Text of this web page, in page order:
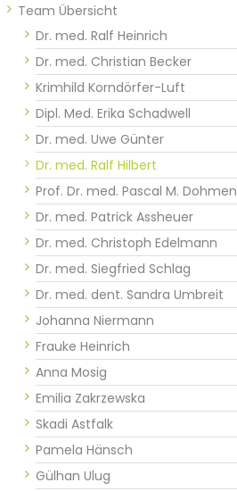
Team Übersicht
Dr. med. Ralf Heinrich
Dr. med. Christian Becker
Krimhild Korndörfer-Luft
Dipl. Med. Erika Schadwell
Dr. med. Uwe Günter​​​​
Dr. med. Ralf Hilbert
Prof. Dr. med. Pascal M. Dohmen
Dr. med. Patrick Assheuer
Dr. med. Christoph Edelmann
Dr. med. Siegfried Schlag
Dr. med. dent. Sandra Umbreit
Johanna Niermann
Frauke Heinrich
Anna Mosig
Emilia Zakrzewska
Skadi Astfalk
Pamela Hänsch
Gülhan Ulug